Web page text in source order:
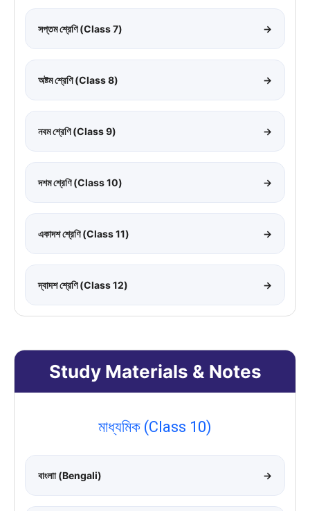
সপ্তম শ্রেণি (Class 7) →
অষ্টম শ্রেণি (Class 8) →
নবম শ্রেণি (Class 9) →
দশম শ্রেণি (Class 10) →
একাদশ শ্রেণি (Class 11) →
দ্বাদশ শ্রেণি (Class 12) →
Study Materials & Notes
মাধ্যমিক (Class 10)
বাংলাা (Bengali) →